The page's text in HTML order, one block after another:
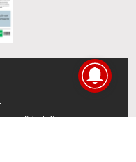
directamente en